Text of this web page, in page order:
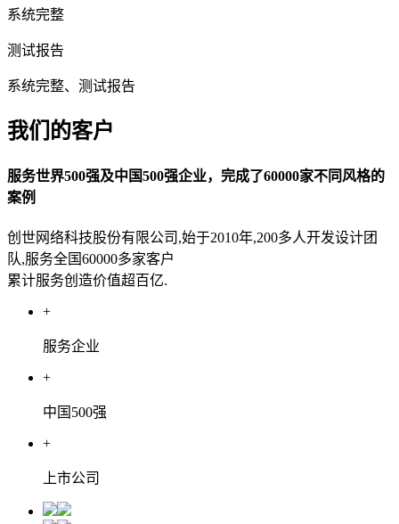
系统完整
测试报告
系统完整、测试报告
我们的客户
服务世界500强及中国500强企业，完成了60000家不同风格的
案例
创世网络科技股份有限公司,始于2010年,200多人开发设计团
队,服务全国60000多家客户
累计服务创造价值超百亿.
+
服务企业
+
中国500强
+
上市公司